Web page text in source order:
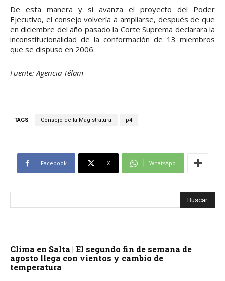
De esta manera y si avanza el proyecto del Poder
Ejecutivo, el consejo volvería a ampliarse, después de que
en diciembre del año pasado la Corte Suprema declarara la
inconstitucionalidad de la conformación de 13 miembros
que se dispuso en 2006.
Fuente: Agencia Télam
TAGS Consejo de la Magistratura p4
Facebook X WhatsApp
Clima en Salta | El segundo fin de semana de
agosto llega con vientos y cambio de
temperatura